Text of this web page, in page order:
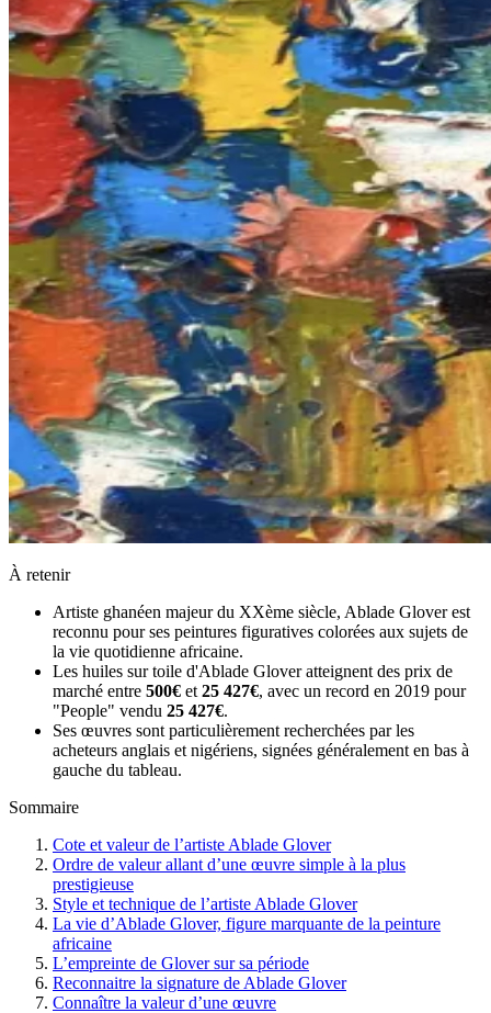
À retenir
Artiste ghanéen majeur du XXème siècle, Ablade Glover est
reconnu pour ses peintures figuratives colorées aux sujets de
la vie quotidienne africaine.
Les huiles sur toile d'Ablade Glover atteignent des prix de
marché entre 500€ et 25 427€, avec un record en 2019 pour
"People" vendu 25 427€.
Ses œuvres sont particulièrement recherchées par les
acheteurs anglais et nigériens, signées généralement en bas à
gauche du tableau.
Sommaire
Cote et valeur de l’artiste Ablade Glover
Ordre de valeur allant d’une œuvre simple à la plus
prestigieuse
Style et technique de l’artiste Ablade Glover
La vie d’Ablade Glover, figure marquante de la peinture
africaine
L’empreinte de Glover sur sa période
Reconnaitre la signature de Ablade Glover
Connaître la valeur d’une œuvre